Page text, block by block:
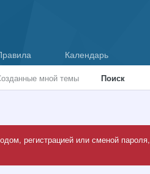
мной темы Поиск
Календарь
регистрацией или сменой пароля,